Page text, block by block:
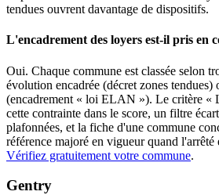
tendues ouvrent davantage de dispositifs.
L'encadrement des loyers est-il pris en
Oui. Chaque commune est classée selon
évolution encadrée (décret zones tendues)
(encadrement « loi ELAN »). Le critère «
cette contrainte dans le score, un filtre
plafonnées, et la fiche d'une commune
référence majoré en vigueur quand l'arrêté
Vérifiez gratuitement votre commune.
Gentry